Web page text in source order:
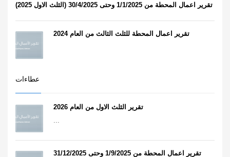
تقرير اعمال المحطة من 1/1/2025 وحتى 30/4/2025 (الثلث الاول 2025)
تقرير اعمال المحطة للثلث الثالث من العام 2024
عطاءات
تقرير الثلث الاول من العام 2026
تقرير اعمال المحطة من 1/9/2025 وحتى 31/12/2025